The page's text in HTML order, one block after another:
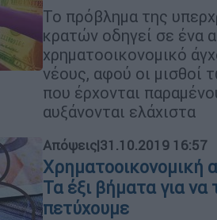
Το πρόβλημα της
κρατών οδηγεί σε ένα
χρηματοοικονομικό
νέους, αφού οι μισθοί
που έρχονται
αυξάνονται ελάχιστα
Απόψεις|31.10.2019 16:57
Χρηματοοικονομική
Τα έξι βήματα για να
πετύχουμε